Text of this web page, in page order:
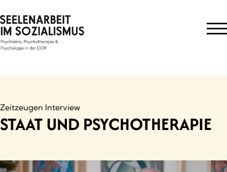
to
content
Zeitzeugen Interview
STAAT UND PSYCHOTHERAPIE